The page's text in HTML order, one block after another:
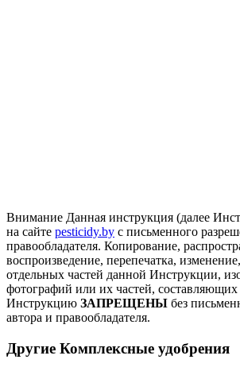
Внимание Данная инструкция (далее
на сайте pesticidy.by с письменного
правообладателя. Копирование,
воспроизведение, перепечатка,
отдельных частей данной Инструкции,
фотографий или их частей,
Инструкцию ЗАПРЕЩЕНЫ без
автора и правообладателя.
Другие Комплексные удобрения